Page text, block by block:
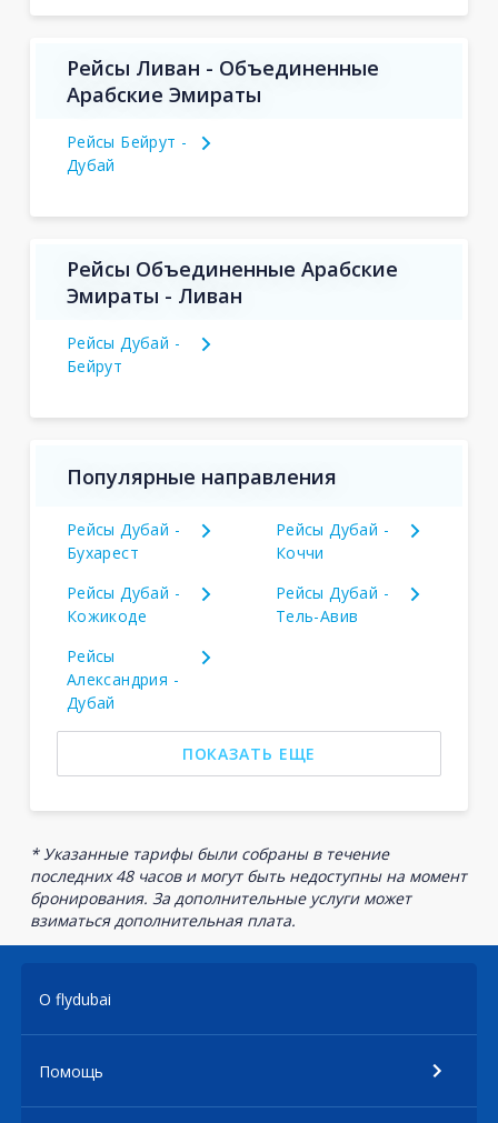
Рейсы Ливан - Объединенные
Арабские Эмираты
Рейсы Бейрут -
Дубай
Рейсы Объединенные Арабские
Эмираты - Ливан
Рейсы Дубай -
Бейрут
Популярные направления
Рейсы Дубай -
Бухарест
Рейсы Дубай -
Коччи
Рейсы Дубай -
Кожикоде
Рейсы Дубай -
Тель-Авив
Рейсы
Александрия -
Дубай
ПОКАЗАТЬ ЕЩЕ
* Указанные тарифы были собраны в течение
последних 48 часов и могут быть недоступны на момент
бронирования. За дополнительные услуги может
взиматься дополнительная плата.
О flydubai
Помощь